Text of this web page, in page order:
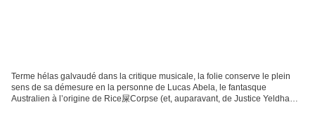
Terme hélas galvaudé dans la critique musicale, la folie conserve le plein
sens de sa démesure en la personne de Lucas Abela, le fantasque
Australien à l’origine de Rice屎Corpse (et, auparavant, de Justice Yeldham).